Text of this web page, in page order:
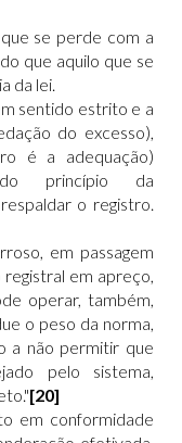
se perde com a
que aquilo que se
da lei.
sentido estrito e a
do excesso),
é a adequação)
princípio da
o registro.
em passagem
registral em apreço,
operar, também,
o peso da norma,
a não permitir que
pelo sistema,
[20]
em conformidade